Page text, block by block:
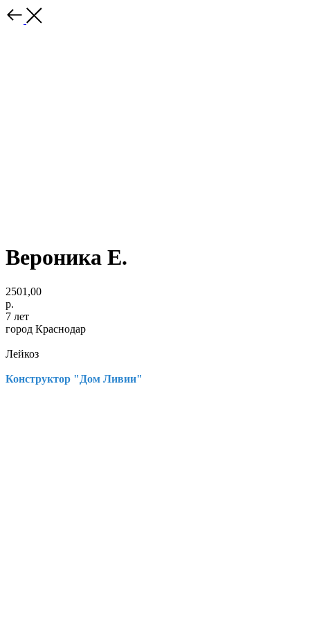
Вероника Е.
2501,00
р.
7 лет
город Краснодар
Лейкоз
Конструктор "Дом Ливии"